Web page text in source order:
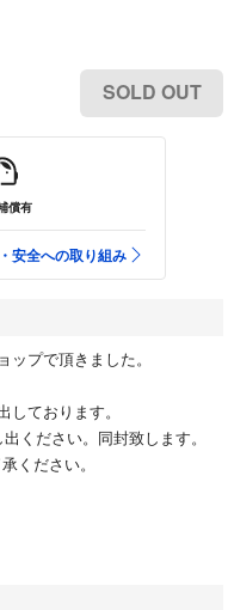
SOLD OUT
償有
安全への取り組み
プで頂きました。
ております。
ください。同封致します。
ください。